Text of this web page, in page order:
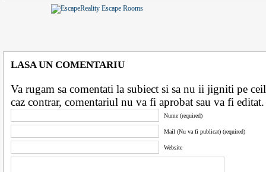
LASA UN COMENTARIU
Va rugam sa comentati la subiect si sa nu ii jigniti pe
caz contrar, comentariul nu va fi aprobat sau va fi
Nume (required)
Mail (Nu va fi publicat) (required)
Website